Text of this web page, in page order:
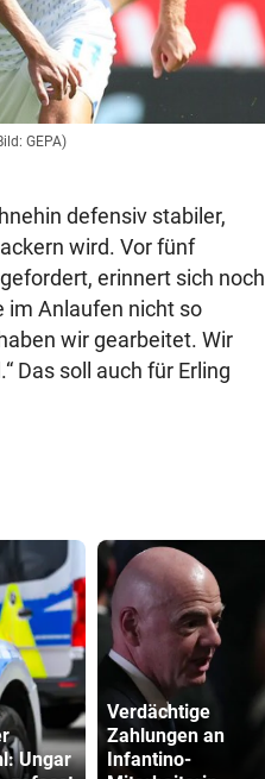
GEPA)
defensiv stabiler,
wird. Vor fünf
erinnert sich noch
im Anlaufen nicht so
wir gearbeitet. Wir
Das soll auch für Erling
Ungar
Verdächtige
Zahlungen an
Infantino-